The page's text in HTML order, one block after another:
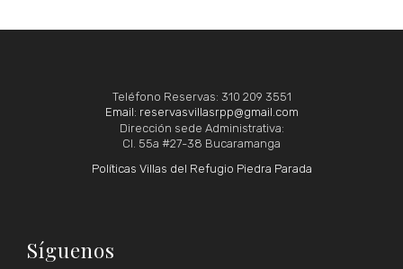
Teléfono Reservas: 310 209 3551
Email: reservasvillasrpp@gmail.com
Dirección sede Administrativa:
Cl. 55a #27-38 Bucaramanga
Políticas Villas del Refugio Piedra Parada
Síguenos